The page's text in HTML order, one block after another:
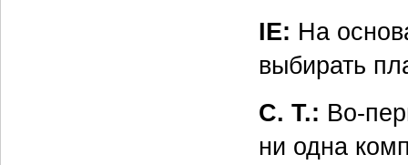
IE: На
выбирать
С. Т.: Во-
ни одна